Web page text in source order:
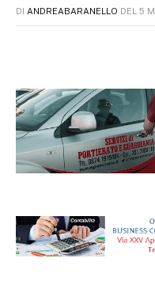
DI ANDREABARANELLO DEL 5